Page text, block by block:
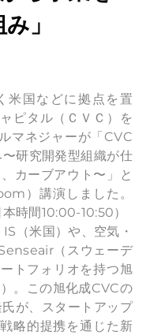
」
米国などに拠点を置
ピタル（ＣＶＣ）を
マネジャーが「CVC
研究開発型組織が仕
カーブアウト〜」と
）講演しました。
時間10:00-10:50）
（米国）や、空気・
（スウェーデ
トフォリオを持つ旭
。この旭化成CVCの
が、スタートアップ
略的提携を通じた新